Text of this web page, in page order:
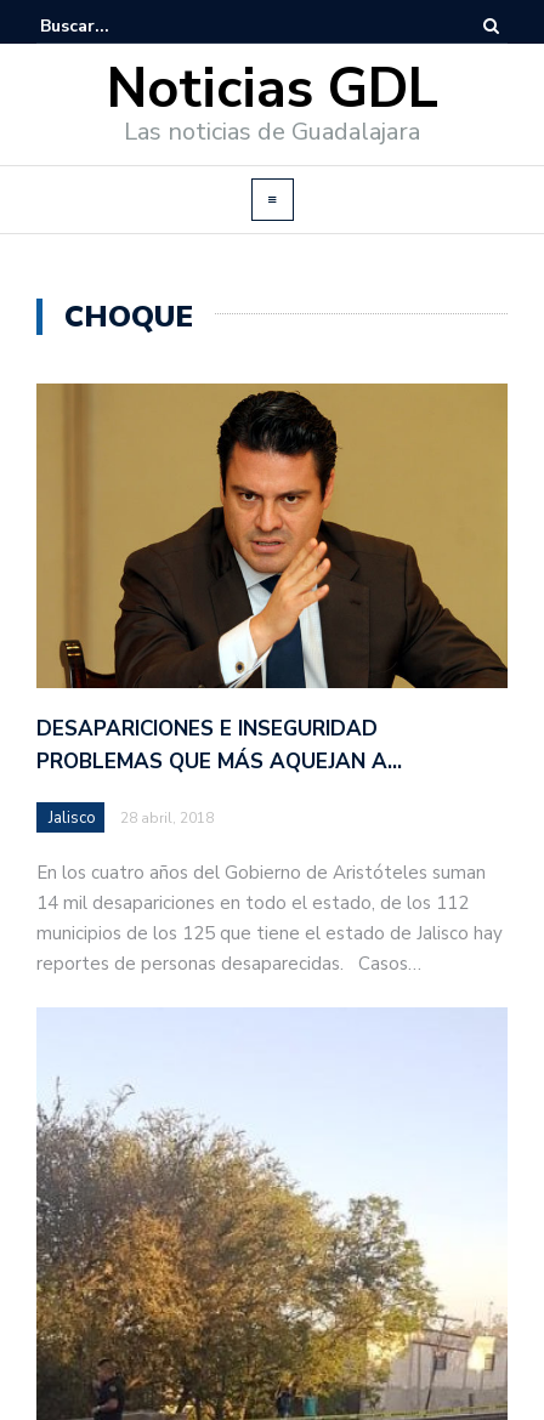
Noticias GDL
Las noticias de Guadalajara
CHOQUE
DESAPARICIONES E INSEGURIDAD
PROBLEMAS QUE MÁS AQUEJAN A…
Jalisco 28 abril, 2018
En los cuatro años del Gobierno de Aristóteles suman
14 mil desapariciones en todo el estado, de los 112
municipios de los 125 que tiene el estado de Jalisco hay
reportes de personas desaparecidas. Casos…